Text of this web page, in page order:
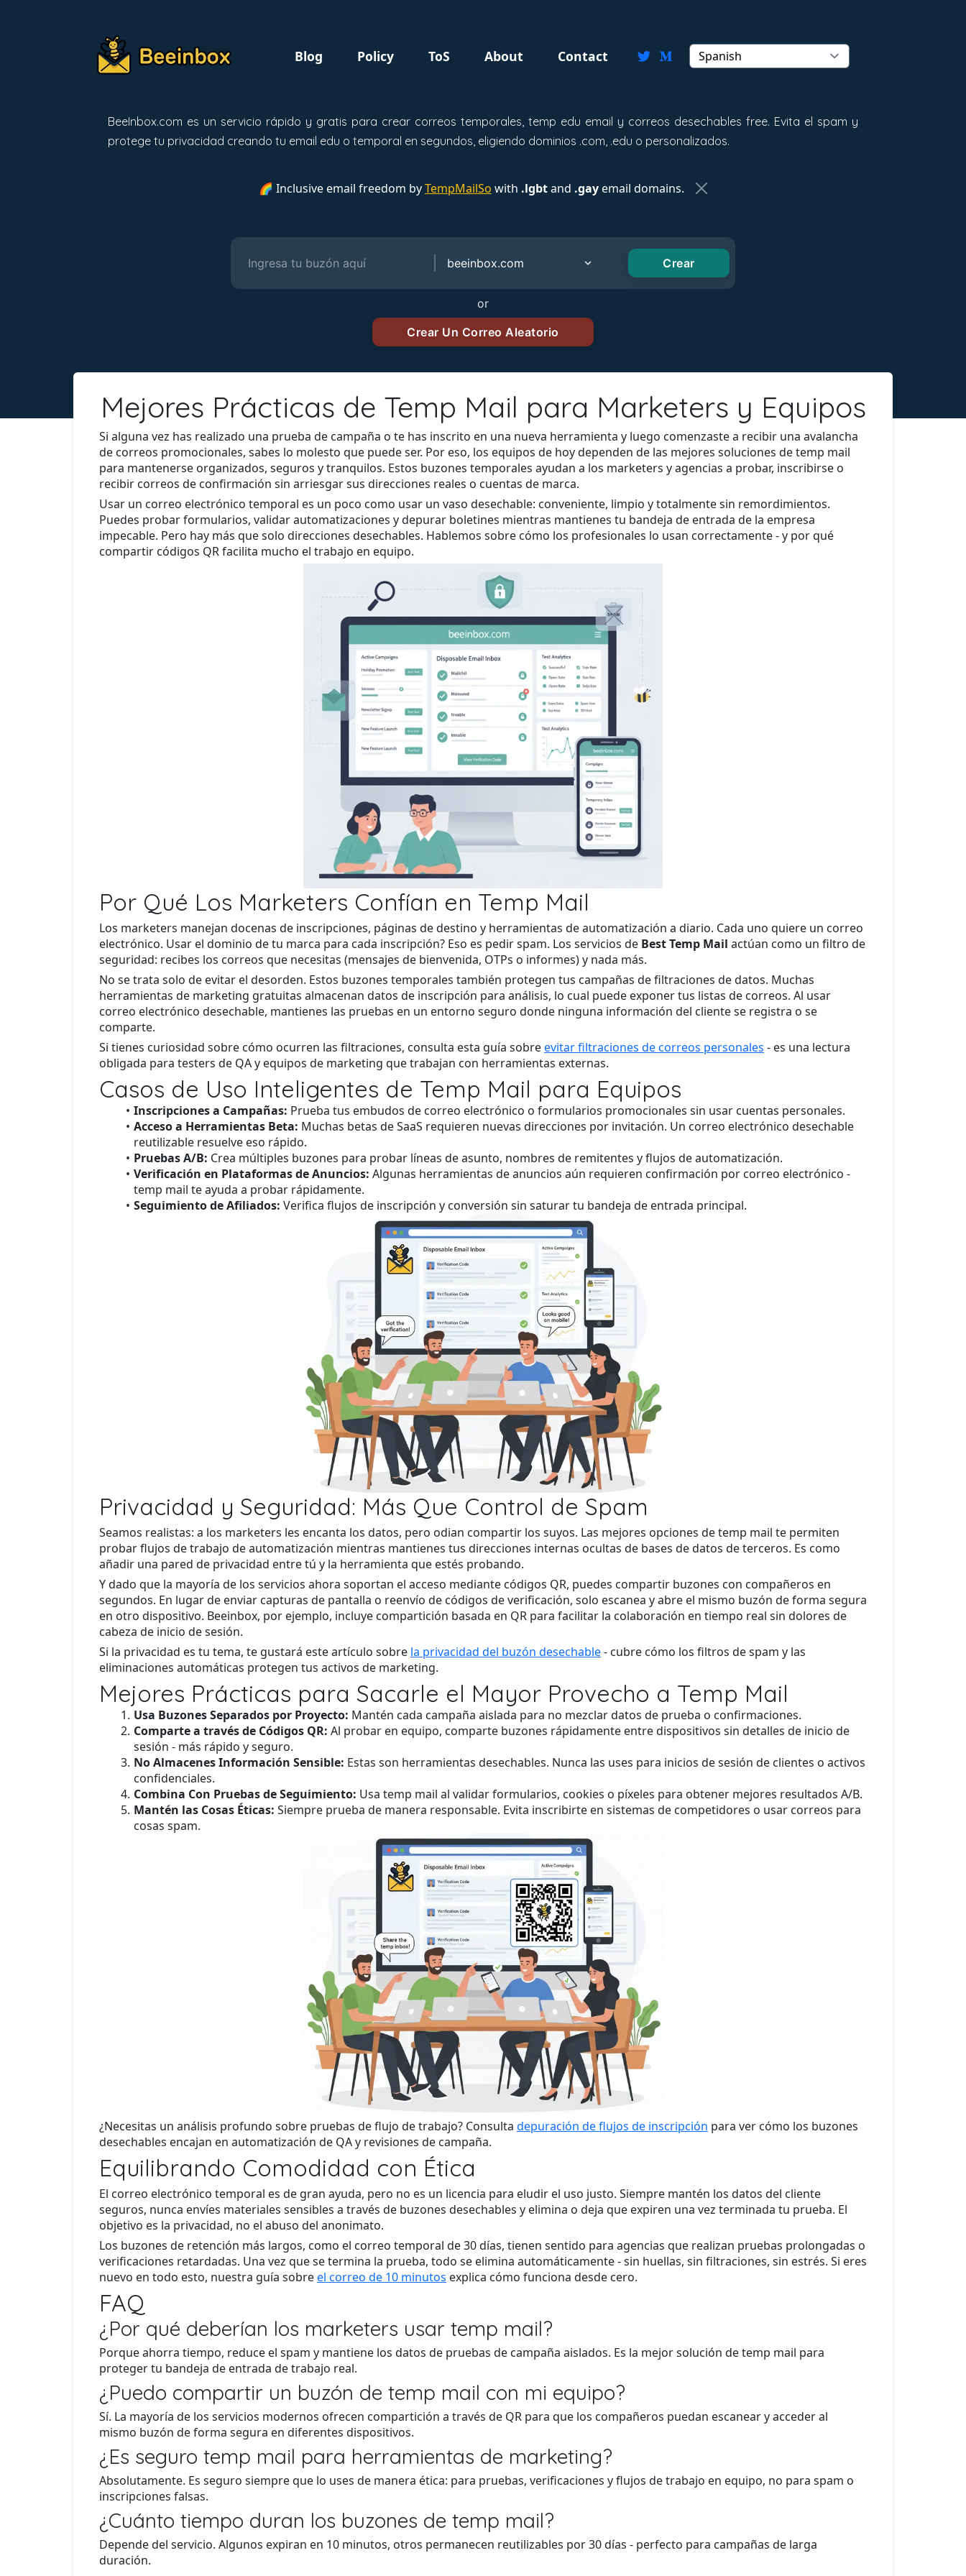
Blog Policy ToS About Contact
BeeInbox.com es un servicio rápido y gratis para crear correos temporales, temp edu email y correos desechables free. Evita el spam y
protege tu privacidad creando tu email edu o temporal en segundos, eligiendo dominios .com, .edu o personalizados.
🌈 Inclusive email freedom byTempMailSo with .lgbtand .gayemail domains.
or
Mejores Prácticas de Temp Mail para Marketers y Equipos
Si alguna vez has realizado una prueba de campaña o te has inscrito en una nueva herramienta y luego comenzaste a recibir una avalancha
de correos promocionales, sabes lo molesto que puede ser. Por eso, los equipos de hoy dependen de las mejores soluciones de temp mail
para mantenerse organizados, seguros y tranquilos. Estos buzones temporales ayudan a los marketers y agencias a probar, inscribirse o
recibir correos de confirmación sin arriesgar sus direcciones reales o cuentas de marca.
Usar un correo electrónico temporal es un poco como usar un vaso desechable: conveniente, limpio y totalmente sin remordimientos.
Puedes probar formularios, validar automatizaciones y depurar boletines mientras mantienes tu bandeja de entrada de la empresa
impecable. Pero hay más que solo direcciones desechables. Hablemos sobre cómo los profesionales lo usan correctamente - y por qué
compartir códigos QR facilita mucho el trabajo en equipo.
Por Qué Los Marketers Confían en Temp Mail
Los marketers manejan docenas de inscripciones, páginas de destino y herramientas de automatización a diario. Cada uno quiere un correo
electrónico. Usar el dominio de tu marca para cada inscripción? Eso es pedir spam. Los servicios de Best Temp Mail actúan como un filtro de
seguridad: recibes los correos que necesitas (mensajes de bienvenida, OTPs o informes) y nada más.
No se trata solo de evitar el desorden. Estos buzones temporales también protegen tus campañas de filtraciones de datos. Muchas
herramientas de marketing gratuitas almacenan datos de inscripción para análisis, lo cual puede exponer tus listas de correos. Al usar
correo electrónico desechable, mantienes las pruebas en un entorno seguro donde ninguna información del cliente se registra o se
comparte.
Si tienes curiosidad sobre cómo ocurren las filtraciones, consulta esta guía sobreevitar filtraciones de correos personales - es una lectura
obligada para testers de QA y equipos de marketing que trabajan con herramientas externas.
Casos de Uso Inteligentes de Temp Mail para Equipos
Inscripciones a Campañas: Prueba tus embudos de correo electrónico o formularios promocionales sin usar cuentas personales.
Acceso a Herramientas Beta: Muchas betas de SaaS requieren nuevas direcciones por invitación. Un correo electrónico desechable
reutilizable resuelve eso rápido.
Pruebas A/B: Crea múltiples buzones para probar líneas de asunto, nombres de remitentes y flujos de automatización.
Verificación en Plataformas de Anuncios: Algunas herramientas de anuncios aún requieren confirmación por correo electrónico -
temp mail te ayuda a probar rápidamente.
Seguimiento de Afiliados: Verifica flujos de inscripción y conversión sin saturar tu bandeja de entrada principal.
Privacidad y Seguridad: Más Que Control de Spam
Seamos realistas: a los marketers les encanta los datos, pero odian compartir los suyos. Las mejores opciones de temp mail te permiten
probar flujos de trabajo de automatización mientras mantienes tus direcciones internas ocultas de bases de datos de terceros. Es como
añadir una pared de privacidad entre tú y la herramienta que estés probando.
Y dado que la mayoría de los servicios ahora soportan el acceso mediante códigos QR, puedes compartir buzones con compañeros en
segundos. En lugar de enviar capturas de pantalla o reenvío de códigos de verificación, solo escanea y abre el mismo buzón de forma segura
en otro dispositivo. Beeinbox, por ejemplo, incluye compartición basada en QR para facilitar la colaboración en tiempo real sin dolores de
cabeza de inicio de sesión.
Si la privacidad es tu tema, te gustará este artículo sobre la privacidad del buzón desechable- cubre cómo los filtros de spam y las
eliminaciones automáticas protegen tus activos de marketing.
Mejores Prácticas para Sacarle el Mayor Provecho a Temp Mail
Usa Buzones Separados por Proyecto: Mantén cada campaña aislada para no mezclar datos de prueba o confirmaciones.
Comparte a través de Códigos QR: Al probar en equipo, comparte buzones rápidamente entre dispositivos sin detalles de inicio de
sesión - más rápido y seguro.
No Almacenes Información Sensible: Estas son herramientas desechables. Nunca las uses para inicios de sesión de clientes o activos
confidenciales.
Combina Con Pruebas de Seguimiento: Usa temp mail al validar formularios, cookies o píxeles para obtener mejores resultados A/B.
Mantén las Cosas Éticas: Siempre prueba de manera responsable. Evita inscribirte en sistemas de competidores o usar correos para
cosas spam.
¿Necesitas un análisis profundo sobre pruebas de flujo de trabajo? Consulta depuración de flujos de inscripción para ver cómo los buzones
desechables encajan en automatización de QA y revisiones de campaña.
Equilibrando Comodidad con Ética
El correo electrónico temporal es de gran ayuda, pero no es un licencia para eludir el uso justo. Siempre mantén los datos del cliente
seguros, nunca envíes materiales sensibles a través de buzones desechables y elimina o deja que expiren una vez terminada tu prueba. El
objetivo es la privacidad, no el abuso del anonimato.
Los buzones de retención más largos, como el correo temporal de 30 días, tienen sentido para agencias que realizan pruebas prolongadas o
verificaciones retardadas. Una vez que se termina la prueba, todo se elimina automáticamente - sin huellas, sin filtraciones, sin estrés. Si eres
nuevo en todo esto, nuestra guía sobreel correo de 10 minutos explica cómo funciona desde cero.
FAQ
¿Por qué deberían los marketers usar temp mail?
Porque ahorra tiempo, reduce el spam y mantiene los datos de pruebas de campaña aislados. Es la mejor solución de temp mail para
proteger tu bandeja de entrada de trabajo real.
¿Puedo compartir un buzón de temp mail con mi equipo?
Sí. La mayoría de los servicios modernos ofrecen compartición a través de QR para que los compañeros puedan escanear y acceder al
mismo buzón de forma segura en diferentes dispositivos.
¿Es seguro temp mail para herramientas de marketing?
Absolutamente. Es seguro siempre que lo uses de manera ética: para pruebas, verificaciones y flujos de trabajo en equipo, no para spam o
inscripciones falsas.
¿Cuánto tiempo duran los buzones de temp mail?
Depende del servicio. Algunos expiran en 10 minutos, otros permanecen reutilizables por 30 días - perfecto para campañas de larga
duración.